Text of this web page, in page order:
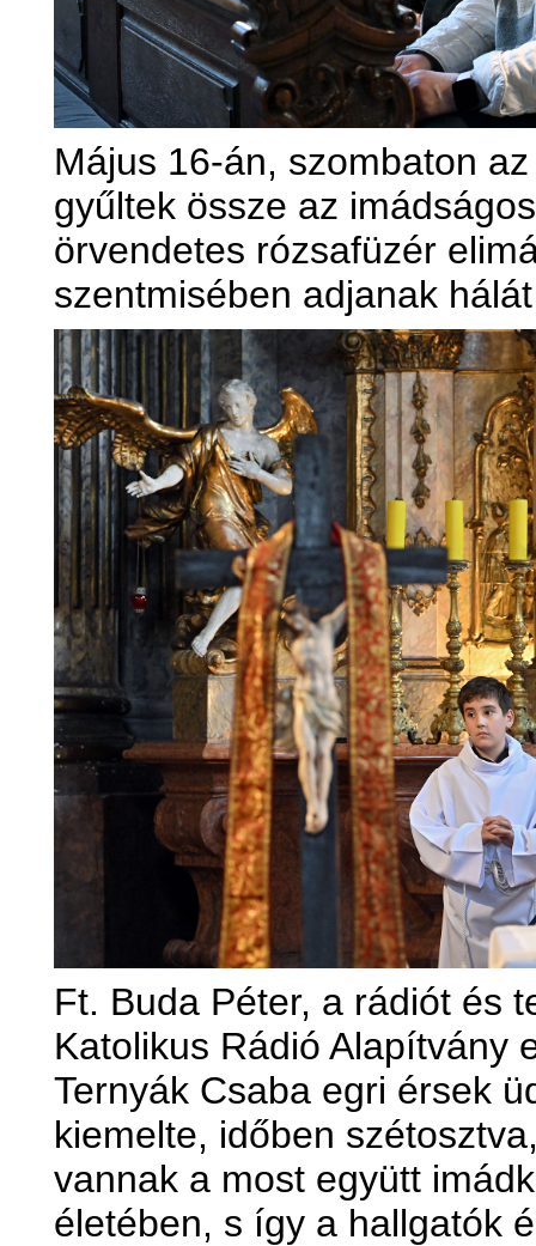
Május 16-án, szombaton
gyűltek össze az
örvendetes rózsafüzér
szentmisében adjanak
Ft. Buda Péter, a rádiót és
Katolikus Rádió Alapítvány
Ternyák Csaba egri érsek
kiemelte, időben
vannak a most együtt
életében, s így a hallgatók